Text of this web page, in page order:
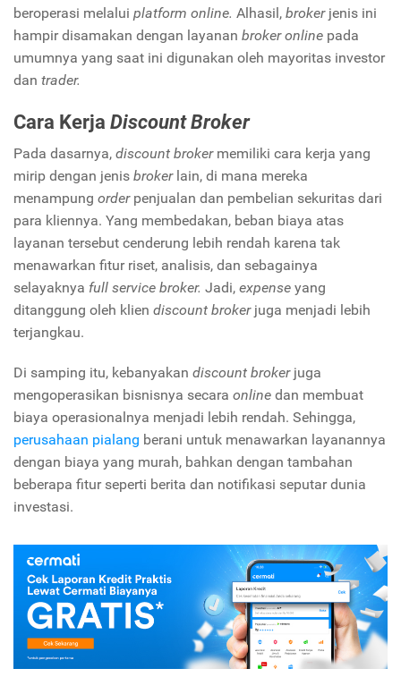
beroperasi melalui platform online. Alhasil, broker jenis ini
hampir disamakan dengan layanan broker online pada
umumnya yang saat ini digunakan oleh mayoritas investor
dan trader.
Cara Kerja Discount Broker
Pada dasarnya, discount broker memiliki cara kerja yang
mirip dengan jenis broker lain, di mana mereka
menampung order penjualan dan pembelian sekuritas dari
para kliennya. Yang membedakan, beban biaya atas
layanan tersebut cenderung lebih rendah karena tak
menawarkan fitur riset, analisis, dan sebagainya
selayaknya full service broker. Jadi, expense yang
ditanggung oleh klien discount broker juga menjadi lebih
terjangkau.
Di samping itu, kebanyakan discount broker juga
mengoperasikan bisnisnya secara online dan membuat
biaya operasionalnya menjadi lebih rendah. Sehingga,
perusahaan pialang berani untuk menawarkan layanannya
dengan biaya yang murah, bahkan dengan tambahan
beberapa fitur seperti berita dan notifikasi seputar dunia
investasi.